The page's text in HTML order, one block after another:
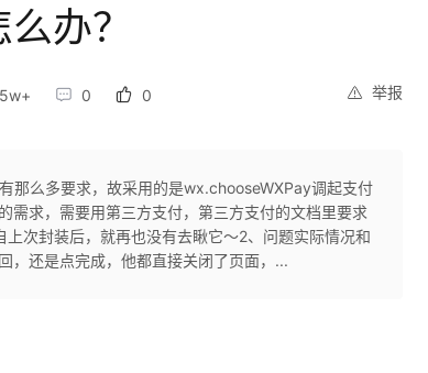
办？
举报
0 0
那么多要求，故采用的是wx.chooseWXPay调起支付
需求，需要用第三方支付，第三方支付的文档里要求
次封装后，就再也没有去瞅它～2、问题实际情况和
，还是点完成，他都直接关闭了页面，...